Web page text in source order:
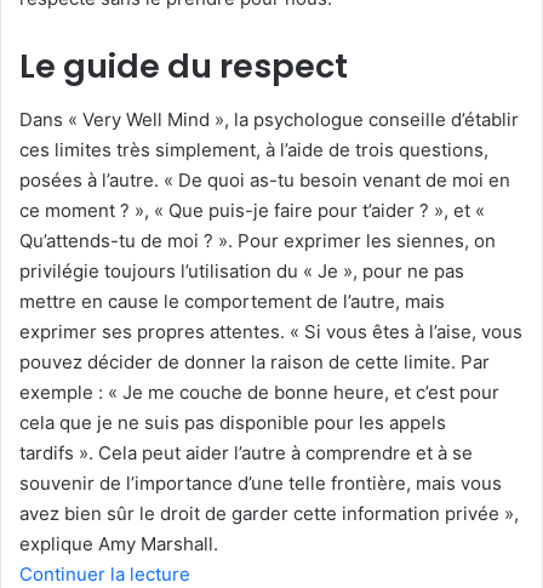
Le guide du respect
Dans « Very Well Mind », la psychologue conseille d’établir
ces limites très simplement, à l’aide de trois questions,
posées à l’autre. « De quoi as-tu besoin venant de moi en
ce moment ? », « Que puis-je faire pour t’aider ? », et «
Qu’attends-tu de moi ? ». Pour exprimer les siennes, on
privilégie toujours l’utilisation du « Je », pour ne pas
mettre en cause le comportement de l’autre, mais
exprimer ses propres attentes. « Si vous êtes à l’aise, vous
pouvez décider de donner la raison de cette limite. Par
exemple : « Je me couche de bonne heure, et c’est pour
cela que je ne suis pas disponible pour les appels
tardifs ». Cela peut aider l’autre à comprendre et à se
souvenir de l’importance d’une telle frontière, mais vous
avez bien sûr le droit de garder cette information privée »,
explique Amy Marshall.
Continuer la lecture